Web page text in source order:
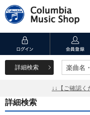
詳細検索 楽曲名
楽曲名
↓↓【ご確認く
詳細検索